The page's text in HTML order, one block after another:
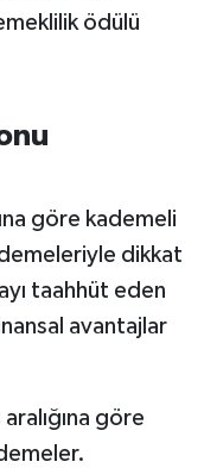
ödülü
göre kademeli
dikkat
taahhüt eden
avantajlar
göre